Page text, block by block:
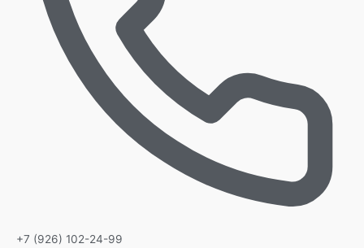
+7 (926) 102-24-99